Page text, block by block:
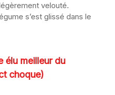
velouté.
s’est glissé dans le
élu meilleur du
choque)